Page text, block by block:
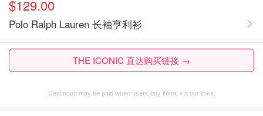
$129.00
Polo Ralph Lauren 长袖亨利衫
THE ICONIC 直达购买链接 →
Dealmoon may be paid when users buy items via our links.